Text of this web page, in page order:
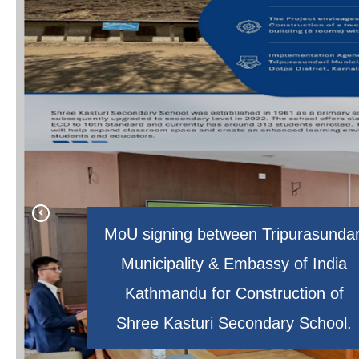
MoU signing between
Municipality & Embassy of India
Kathmandu for Construction of
Shree Kasturi Secondary School.
त्रिपुरासुन्दरी नगरपािलकामा FTTH सेवा
वाला त्रिपुरासुन्दरी माताको मन्दिर ।
नगरपालिका केन्द्र त्रिपुराकोट वगर ।
प्रमुख जिल्ला अधिकारी ज्यूलाई
स्वागत ।